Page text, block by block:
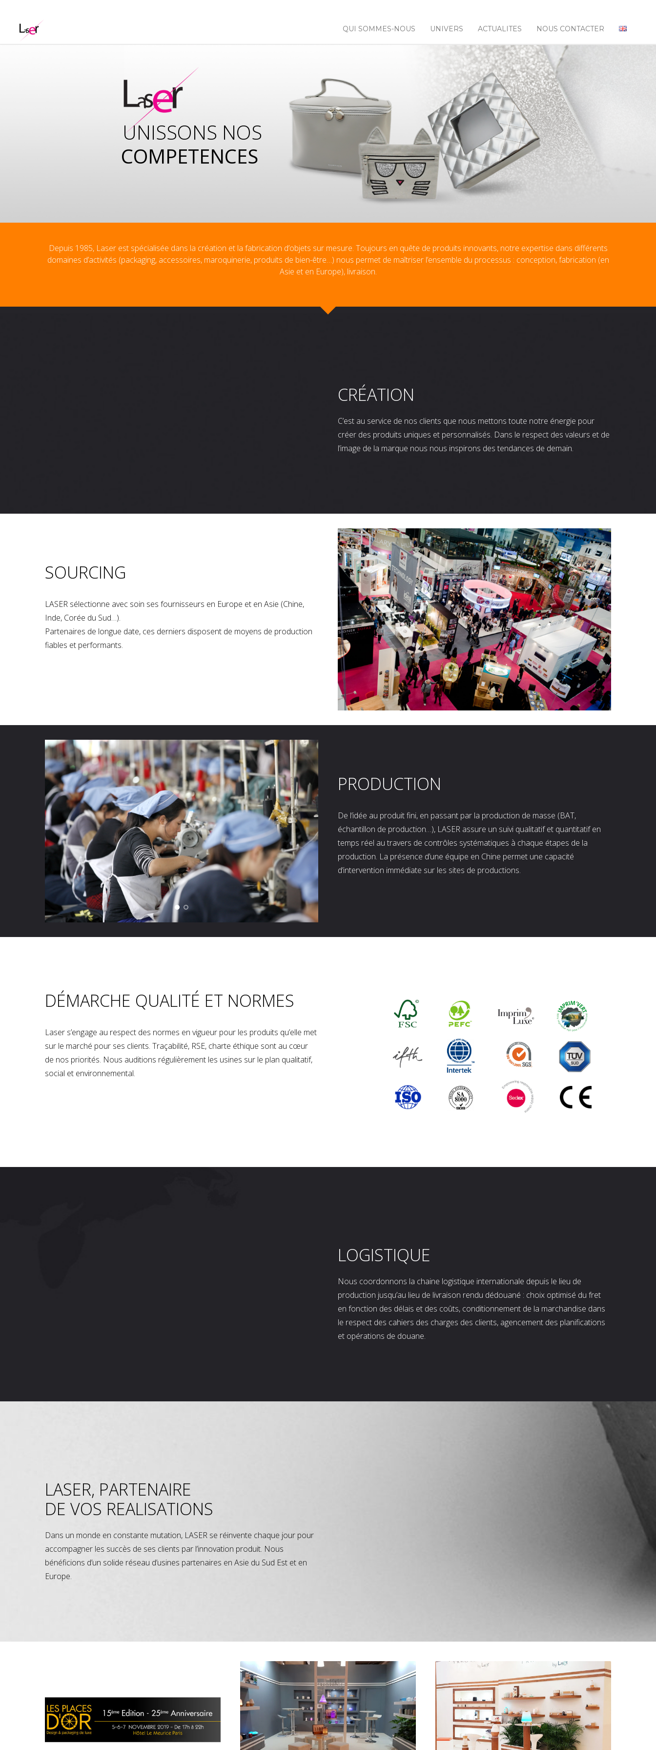
QUI SOMMES-NOUS UNIVERS ACTUALITES NOUS CONTACTER
COMPETENCES
UNISSONS NOS
Depuis 1985, Laser est spécialisée dans la création et la fabrication d’objets sur mesure. Toujours en quête de produits innovants, notre expertise dans différents
domaines d’activités (packaging, accessoires, maroquinerie, produits de bien-être…) nous permet de maîtriser l’ensemble du processus : conception, fabrication (en
Asie et en Europe), livraison.
CRÉATION
C’est au service de nos clients que nous mettons toute notre énergie pour
créer des produits uniques et personnalisés. Dans le respect des valeurs et de
l’image de la marque nous nous inspirons des tendances de demain.
SOURCING
LASER sélectionne avec soin ses fournisseurs en Europe et en Asie (Chine,
Inde, Corée du Sud…).
Partenaires de longue date, ces derniers disposent de moyens de production
fiables et performants.
PRODUCTION
De l’idée au produit fini, en passant par la production de masse (BAT,
échantillon de production…), LASER assure un suivi qualitatif et quantitatif en
temps réel au travers de contrôles systématiques à chaque étapes de la
production. La présence d’une équipe en Chine permet une capacité
d’intervention immédiate sur les sites de productions.
DÉMARCHE QUALITÉ ET NORMES
Laser s’engage au respect des normes en vigueur pour les produits qu’elle met
sur le marché pour ses clients. Traçabilité, RSE, charte éthique sont au cœur
de nos priorités. Nous auditions régulièrement les usines sur le plan qualitatif,
social et environnemental.
LOGISTIQUE
Nous coordonnons la chaine logistique internationale depuis le lieu de
production jusqu’au lieu de livraison rendu dédouané : choix optimisé du fret
en fonction des délais et des coûts, conditionnement de la marchandise dans
le respect des cahiers des charges des clients, agencement des planifications
et opérations de douane.
LASER, PARTENAIRE
DE VOS REALISATIONS
Dans un monde en constante mutation, LASER se réinvente chaque jour pour
accompagner les succès de ses clients par l’innovation produit. Nous
bénéficions d’un solide réseau d’usines partenaires en Asie du Sud Est et en
Europe.